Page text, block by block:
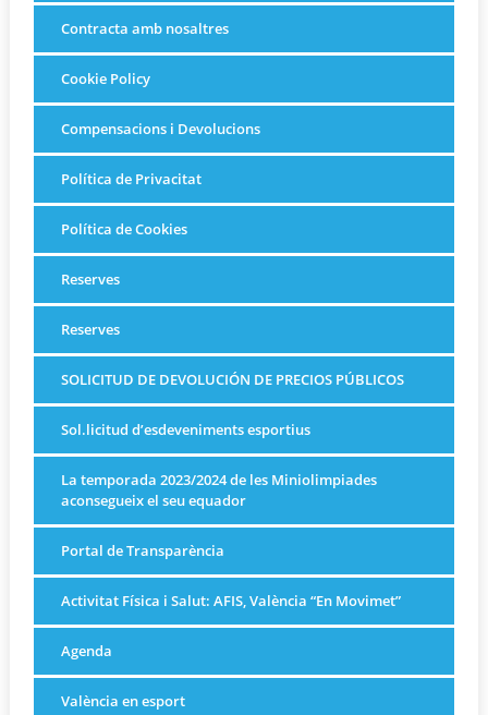
Contracta amb nosaltres
Cookie Policy
Compensacions i Devolucions
Política de Privacitat
Política de Cookies
Reserves
Reserves
SOLICITUD DE DEVOLUCIÓN DE PRECIOS PÚBLICOS
Sol.licitud d’esdeveniments esportius
La temporada 2023/2024 de les Miniolimpiades
aconsegueix el seu equador
Portal de Transparència
Activitat Física i Salut: AFIS, València “En Movimet”
Agenda
València en esport